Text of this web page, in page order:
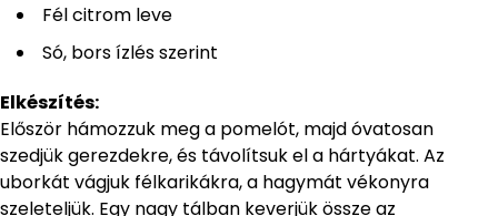
Fél citrom leve
Só, bors ízlés szerint
Elkészítés:
Először hámozzuk meg a pomelót, majd óvatosan
szedjük gerezdekre, és távolítsuk el a hártyákat. Az
uborkát vágjuk félkarikákra, a hagymát vékonyra
szeleteljük. Egy nagy tálban keverjük össze az